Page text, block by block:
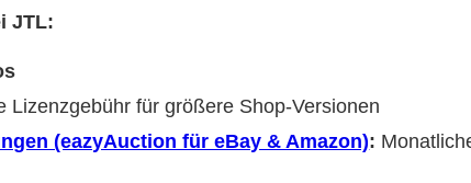
JTL:
Lizenzgebühr für größere Shop-Versionen
(eazyAuction für eBay & Amazon):